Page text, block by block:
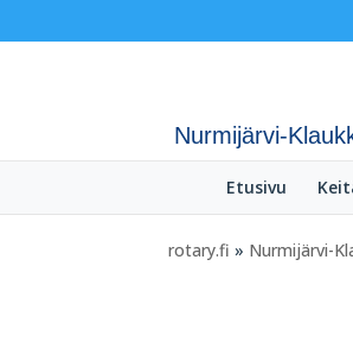
Nurmijärvi-
Etusivu
rotary.fi » Nurmijärvi-